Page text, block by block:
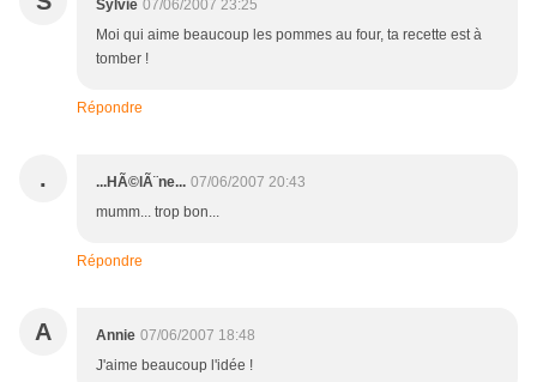
Sylvie 07/06/2007 23:25
Moi qui aime beaucoup les pommes au four, ta recette est à
tomber !
Répondre
. ...HÃ©lÃ¨ne... 07/06/2007 20:43
mumm... trop bon...
Répondre
A Annie 07/06/2007 18:48
J'aime beaucoup l'idée !